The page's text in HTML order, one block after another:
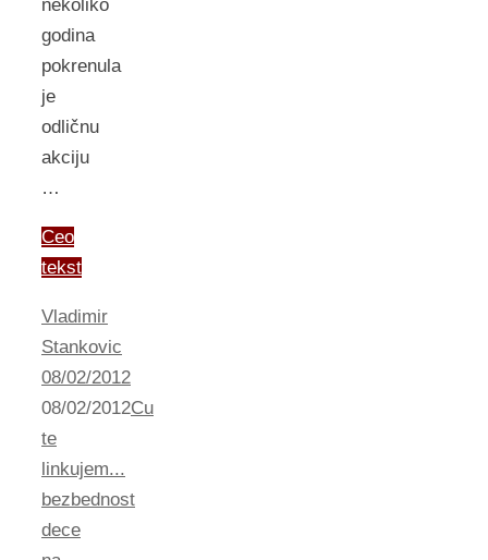
nekoliko
godina
pokrenula
je
odličnu
akciju
…
Ceo
tekst
Vladimir
Stankovic
08/02/2012
08/02/2012Cu
te
linkujem...
bezbednost
dece